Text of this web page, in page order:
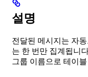
설명
전달된 메시지는 자
는 한 번만 집계됩니
그룹 이름으로 테이